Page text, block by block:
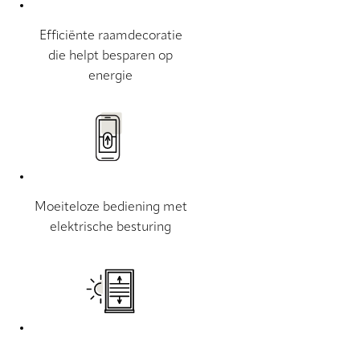
Efficiënte raamdecoratie
die helpt besparen op
energie
Moeiteloze bediening met
elektrische besturing